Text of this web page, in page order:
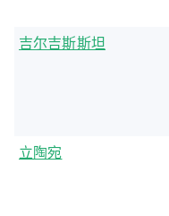
吉尔吉斯斯坦
立陶宛